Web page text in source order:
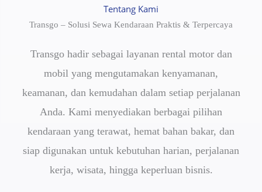
Tentang Kami
Transgo – Solusi Sewa Kendaraan Praktis & Terpercaya
Transgo hadir sebagai layanan rental motor dan
mobil yang mengutamakan kenyamanan,
keamanan, dan kemudahan dalam setiap perjalanan
Anda. Kami menyediakan berbagai pilihan
kendaraan yang terawat, hemat bahan bakar, dan
siap digunakan untuk kebutuhan harian, perjalanan
kerja, wisata, hingga keperluan bisnis.